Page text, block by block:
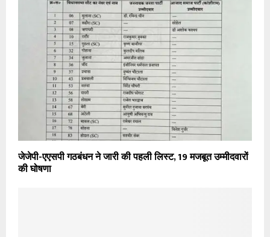
जेजेपी-एएसपी गठबंधन ने जारी की पहली लिस्ट, 19 मजबूत उम्मीदवारों
की घोषणा